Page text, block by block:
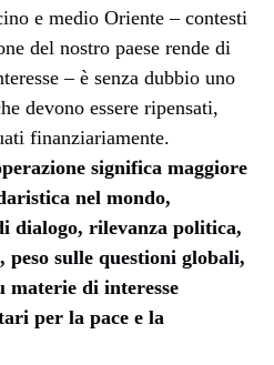
e medio Oriente – contesti
del nostro paese rende di
– è senza dubbio uno
devono essere ripensati,
finanziariamente.
significa maggiore
nel mondo,
dialogo, rilevanza politica,
peso sulle questioni globali,
materie di interesse
per la pace e la